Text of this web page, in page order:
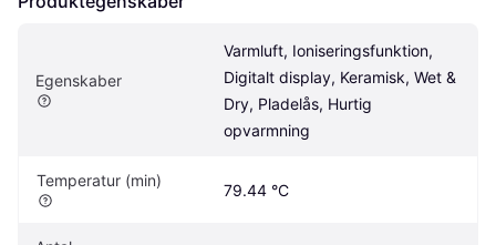
Egenskaber
Varmluft, Ioniseringsfunktion,
Digitalt display, Keramisk, Wet &
Dry, Pladelås, Hurtig
opvarmning
Temperatur (min)
79.44 °C